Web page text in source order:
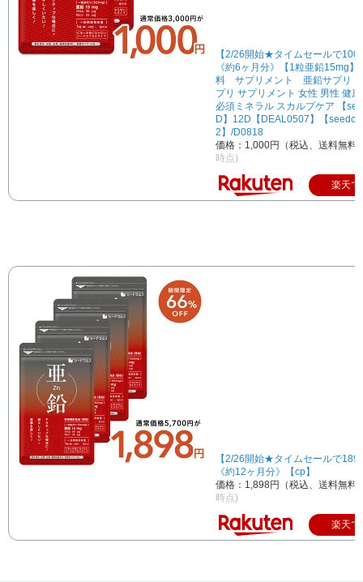
【2/26開始★タイムセールで
《約6ヶ月分》【1粒亜鉛15mg】
料 サプリメント 亜鉛サプリ【
プリ サプリメント 女性 男性 健
必須ミネラル スカルプケア 【
D】12D【DEAL0507】【
2】/D0818
価格：1,000円（税込、送料無料)
時点)
楽天で
【2/26開始★タイムセールで
《約12ヶ月分》【cp】
価格：1,898円（税込、送料無料)
時点)
楽天で